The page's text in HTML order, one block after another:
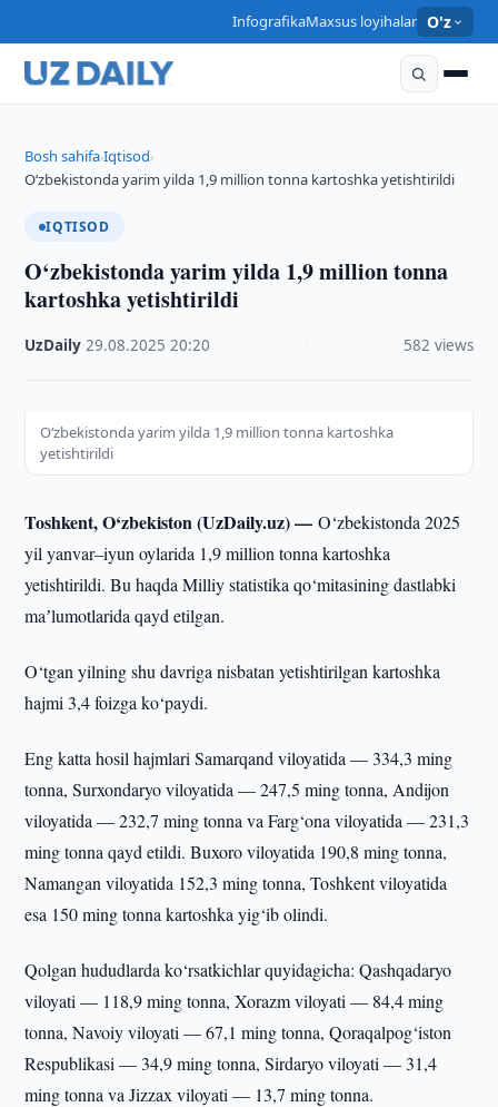
InfografikaMaxsus loyihalar O'z
Bosh sahifa›Iqtisod›
O‘zbekistonda yarim yilda 1,9 million tonna kartoshka yetishtirildi
IQTISOD
O‘zbekistonda yarim yilda 1,9 million tonna
kartoshka yetishtirildi
UzDaily ·29.08.2025 ·20:20 582 views
O‘zbekistonda yarim yilda 1,9 million tonna kartoshka
yetishtirildi
Toshkent, O‘zbekiston (UzDaily.uz) —O‘zbekistonda 2025
yil yanvar–iyun oylarida 1,9 million tonna kartoshka
yetishtirildi. Bu haqda Milliy statistika qo‘mitasining dastlabki
maʼlumotlarida qayd etilgan.
O‘tgan yilning shu davriga nisbatan yetishtirilgan kartoshka
hajmi 3,4 foizga ko‘paydi.
Eng katta hosil hajmlari Samarqand viloyatida — 334,3 ming
tonna, Surxondaryo viloyatida — 247,5 ming tonna, Andijon
viloyatida — 232,7 ming tonna va Farg‘ona viloyatida — 231,3
ming tonna qayd etildi. Buxoro viloyatida 190,8 ming tonna,
Namangan viloyatida 152,3 ming tonna, Toshkent viloyatida
esa 150 ming tonna kartoshka yig‘ib olindi.
Qolgan hududlarda ko‘rsatkichlar quyidagicha: Qashqadaryo
viloyati — 118,9 ming tonna, Xorazm viloyati — 84,4 ming
tonna, Navoiy viloyati — 67,1 ming tonna, Qoraqalpog‘iston
Respublikasi — 34,9 ming tonna, Sirdaryo viloyati — 31,4
ming tonna va Jizzax viloyati — 13,7 ming tonna.